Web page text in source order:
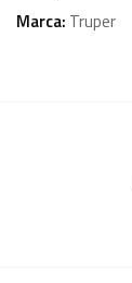
Marca: Truper